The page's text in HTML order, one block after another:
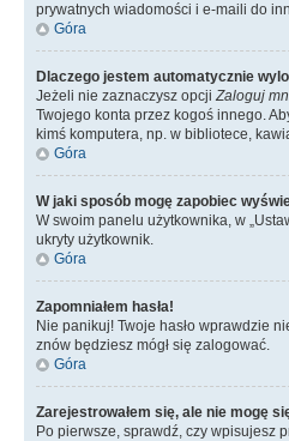
prywatnych wiadomości i e-maili do
Góra
Dlaczego jestem automatycznie
Jeżeli nie zaznaczysz opcjiZaloguj
Twojego konta przez kogoś innego.
kimś komputera, np. w bibliotece,
Góra
W jaki sposób mogę zapobiec
W swoim panelu użytkownika, w
ukryty użytkownik.
Góra
Zapomniałem hasła!
Nie panikuj! Twoje hasło wprawdzie
znów będziesz mógł się zalogować.
Góra
Zarejestrowałem się, ale nie mogę
Po pierwsze, sprawdź, czy wpisujesz